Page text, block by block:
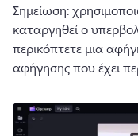
Σημείωση:
καταργηθεί ο
περικόπτετε μια
αφήγησης που έχει